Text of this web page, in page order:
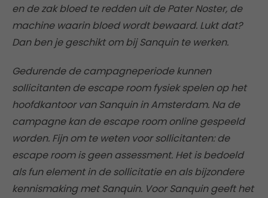
en de zak bloed te redden uit de Pater Noster, de
machine waarin bloed wordt bewaard. Lukt dat?
Dan ben je geschikt om bij Sanquin te werken.
Gedurende de campagneperiode kunnen
sollicitanten de escape room fysiek spelen op het
hoofdkantoor van Sanquin in Amsterdam. Na de
campagne kan de escape room online gespeeld
worden. Fijn om te weten voor sollicitanten: de
escape room is geen assessment. Het is bedoeld
als fun element in de sollicitatie en als bijzondere
kennismaking met Sanquin. Voor Sanquin geeft het